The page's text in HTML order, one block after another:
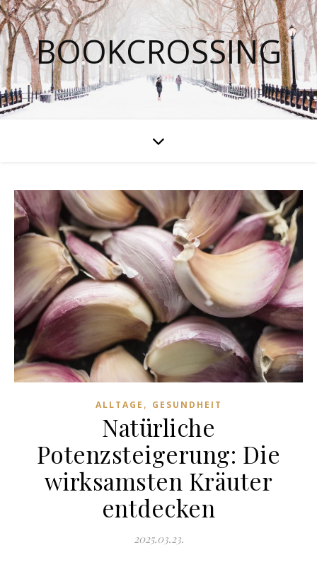
BOOKCROSSING
ALLTAGE , GESUNDHEIT
Natürliche
Potenzsteigerung: Die
wirksamsten Kräuter
entdecken
2025.03.23.